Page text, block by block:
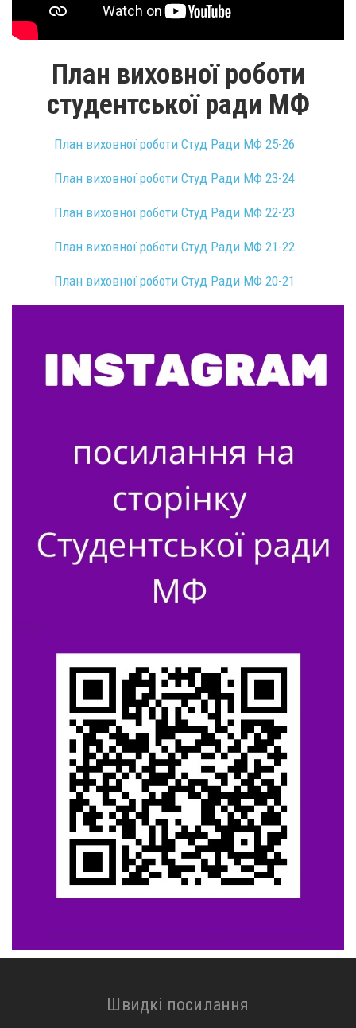
План виховної роботи
студентської ради МФ
План виховної роботи Студ Ради МФ 25-26
План виховної роботи Студ Ради МФ 23-24
План виховної роботи Студ Ради МФ 22-23
План виховної роботи Студ Ради МФ 21-22
План виховної роботи Студ Ради МФ 20-21
Швидкі посилання